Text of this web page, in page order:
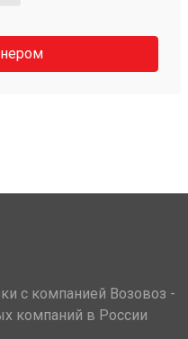
с компанией Возовоз -
компаний в России